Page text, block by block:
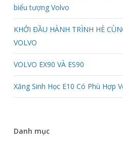
biểu tượng Volvo
KHỞI ĐẦU HÀNH TRÌNH HÈ
VOLVO
VOLVO EX90 VÀ ES90
Xăng Sinh Học E10 Có Phù Hợp
Danh mục